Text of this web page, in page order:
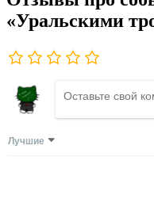
«Уральскими
Лучшие